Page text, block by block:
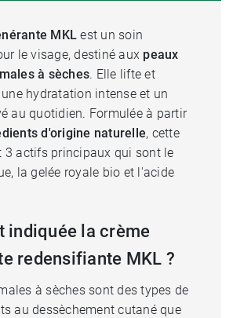
MKL est un soin
le visage, destiné aux peaux
à sèches. Elle lifte et
hydratation intense et un
au quotidien. Formulée à partir
d'origine naturelle, cette
3 actifs principaux qui sont le
la gelée royale bio et l'acide
indiquée la crème
redensifiante MKL ?
à sèches sont des types de
au dessèchement cutané que